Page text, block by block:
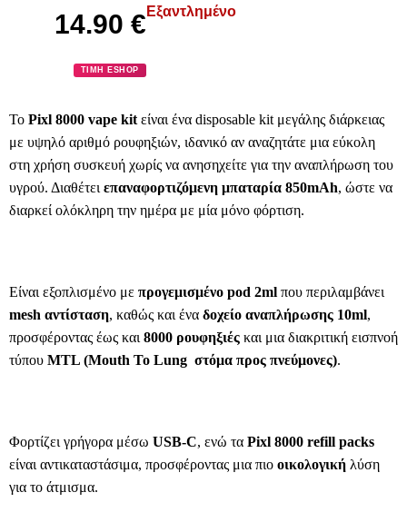
14.90 €
ΤΙΜΗ ESHOP
Εξαντλημένο
Το Pixl 8000 vape kit είναι ένα disposable kit μεγάλης διάρκειας
με υψηλό αριθμό ρουφηξιών, ιδανικό αν αναζητάτε μια εύκολη
στη χρήση συσκευή χωρίς να ανησηχείτε για την αναπλήρωση του
υγρού. Διαθέτει επαναφορτιζόμενη μπαταρία 850mAh, ώστε να
διαρκεί ολόκληρη την ημέρα με μία μόνο φόρτιση.
Είναι εξοπλισμένο με προγεμισμένο pod 2ml που περιλαμβάνει
mesh αντίσταση, καθώς και ένα δοχείο αναπλήρωσης 10ml,
προσφέροντας έως και 8000 ρουφηξιές και μια διακριτική εισπνοή
τύπου MTL (Mouth To Lung  στόμα προς πνεύμονες).
Φορτίζει γρήγορα μέσω USB-C, ενώ τα Pixl 8000 refill packs
είναι αντικαταστάσιμα, προσφέροντας μια πιο οικολογική λύση
για το άτμισμα.